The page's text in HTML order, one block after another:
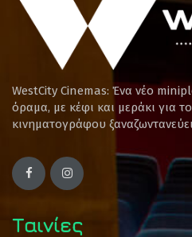
WestCity Cinemas: Ένα νέο
όραμα, με κέφι και μεράκι για
κινηματογράφου ξαναζωντανεύει
Ταινίες